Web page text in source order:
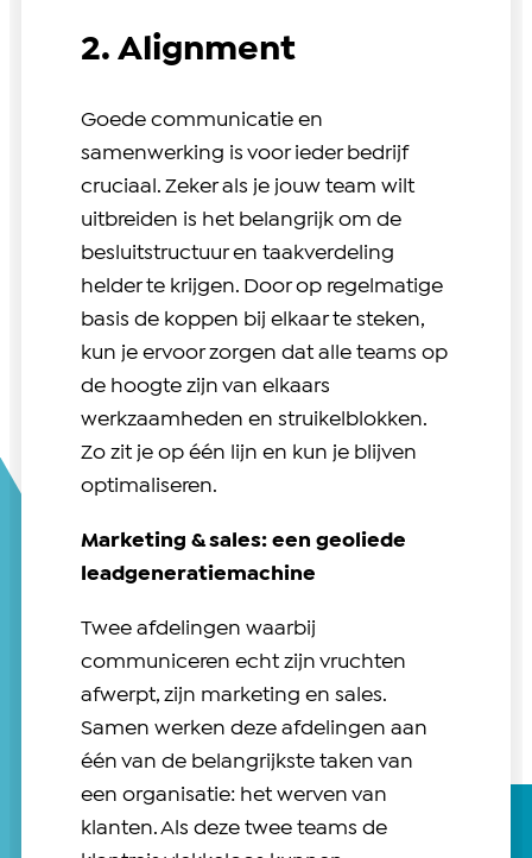
2. Alignment
Goede communicatie en
samenwerking is voor ieder bedrijf
cruciaal. Zeker als je jouw team wilt
uitbreiden is het belangrijk om de
besluitstructuur en taakverdeling
helder te krijgen. Door op regelmatige
basis de koppen bij elkaar te steken,
kun je ervoor zorgen dat alle teams op
de hoogte zijn van elkaars
werkzaamheden en struikelblokken.
Zo zit je op één lijn en kun je blijven
optimaliseren.
Marketing & sales: een geoliede
leadgeneratiemachine
Twee afdelingen waarbij
communiceren echt zijn vruchten
afwerpt, zijn marketing en sales.
Samen werken deze afdelingen aan
één van de belangrijkste taken van
een organisatie: het werven van
klanten. Als deze twee teams de